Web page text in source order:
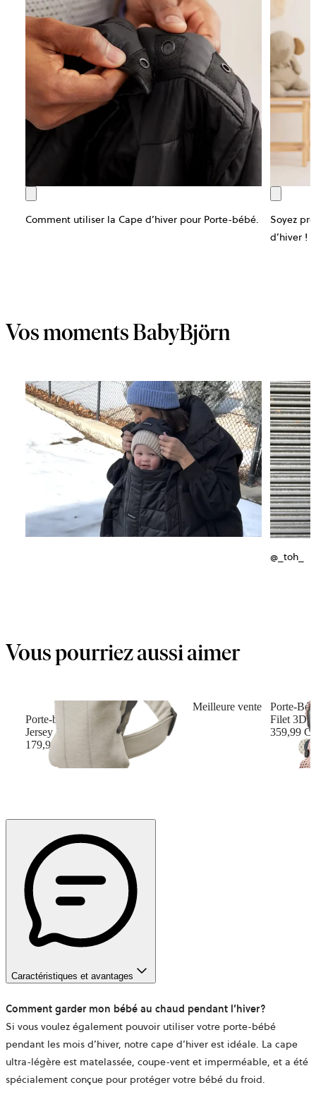
Comment utiliser la Cape d’hiver pour Porte-bébé.
Soyez
d’hiver !
Vos moments BabyBjörn
@_toh_
Vous pourriez aussi aimer
Meilleure vente
Porte-bébé Mini
Jersey 3D, Beige clair
179,99 C$
Porte-
Filet 3D,
359,99
Caractéristiques et avantages
Comment garder mon bébé au chaud pendant l’hiver?
Si vous voulez également pouvoir utiliser votre porte-bébé
pendant les mois d’hiver, notre cape d’hiver est idéale. La cape
ultra-légère est matelassée, coupe-vent et imperméable, et a été
spécialement conçue pour protéger votre bébé du froid.